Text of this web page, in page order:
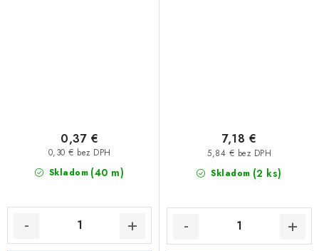
Skladom (40 m)
0,30 € bez DPH
0,37 €
Skladom (2 ks)
5,84 € bez DPH
7,18 €